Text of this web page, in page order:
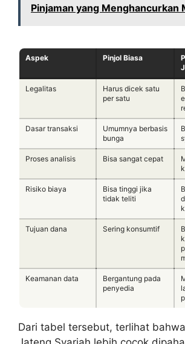
Pinjaman yang Menghancurkan
Aspek Pinjol Biasa
Legalitas
Harus dicek satu
per satu
Dasar transaksi
Umumnya berbasis
bunga
Proses analisis Bisa sangat cepat
Risiko biaya
Bisa tinggi jika
tidak teliti
Tujuan dana Sering konsumtif
Keamanan data
Bergantung pada
penyedia
Dari tabel tersebut, terlihat